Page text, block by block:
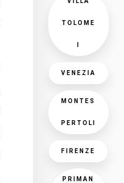
TOLOME
VENEZIA
MONTES
PERTOLI
FIRENZE
PRIMAN